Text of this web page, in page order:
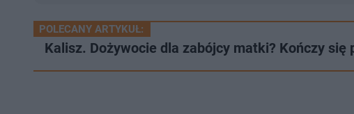
POLECANY ARTYKUŁ:
Kalisz. Dożywocie dla zabójcy matki? Kończy się